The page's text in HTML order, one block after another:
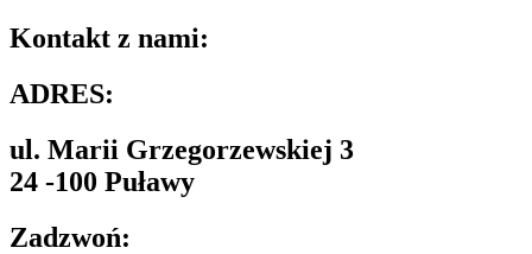
Kontakt z nami:
ADRES:
ul. Marii Grzegorzewskiej 3
24 -100 Puławy
Zadzwoń: